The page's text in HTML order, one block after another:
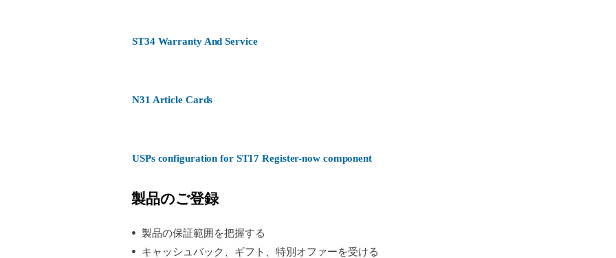
ST34 Warranty And Service
N31 Article Cards
USPs configuration for ST17 Register-now component
製品のご登録
製品の保証範囲を把握する
キャッシュバック、ギフト、特別オファーを受ける